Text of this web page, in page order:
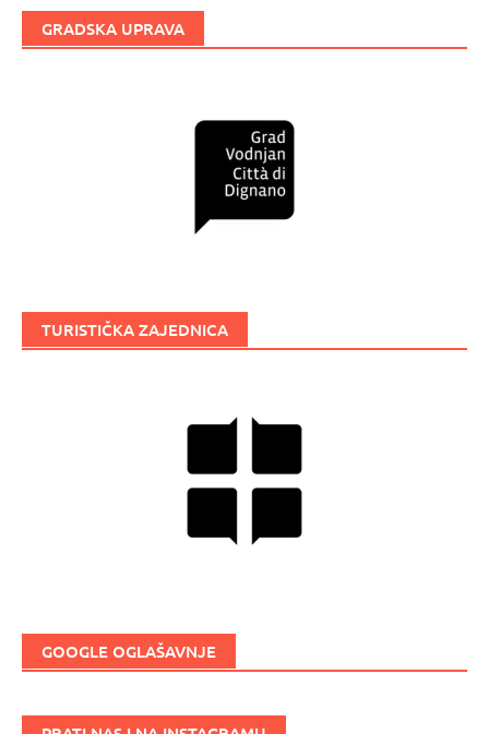
GRADSKA UPRAVA
TURISTIČKA ZAJEDNICA
GOOGLE OGLAŠAVNJE